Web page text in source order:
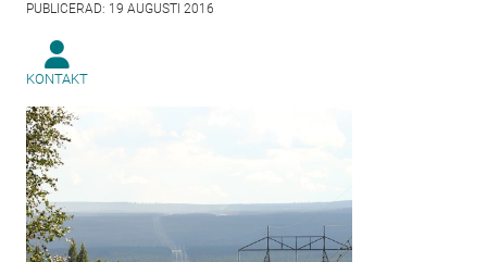
PUBLICERAD: 19 AUGUSTI 2016
KONTAKT